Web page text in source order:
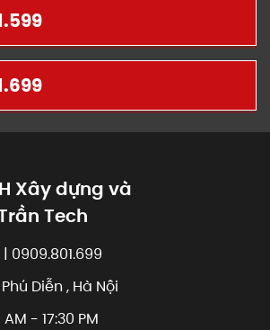
Xây dựng và
Tech
0909.801.699
Diễn , Hà Nội
- 17:30 PM